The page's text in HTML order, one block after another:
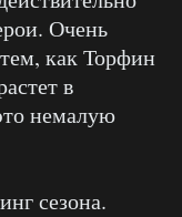
Очень
как Торфин
в
немалую
сезона.